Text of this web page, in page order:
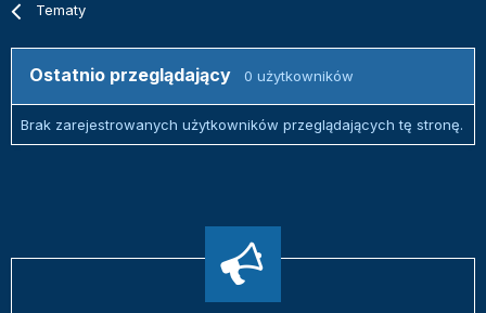
Tematy
Ostatnio przeglądający 0 użytkowników
Brak zarejestrowanych użytkowników przeglądających tę stronę.